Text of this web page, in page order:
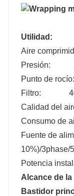
Utilidad:
Aire
Presión:
Punto de
Filtro: 40
Calidad del
Consumo de
Fuente de
10%)/3phase/
Potencia
Alcance de la
Bastidor